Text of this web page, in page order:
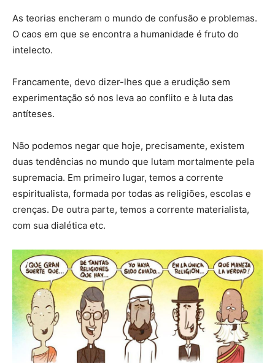
As teorias encheram o mundo de confusão e problemas.
O caos em que se encontra a humanidade é fruto do
intelecto.
Francamente, devo dizer-lhes que a erudição sem
experimentação só nos leva ao conflito e à luta das
antíteses.
Não podemos negar que hoje, precisamente, existem
duas tendências no mundo que lutam mortalmente pela
supremacia. Em primeiro lugar, temos a corrente
espiritualista, formada por todas as religiões, escolas e
crenças. De outra parte, temos a corrente materialista,
com sua dialética etc.